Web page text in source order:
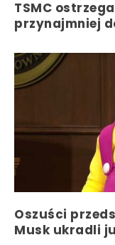
TSMC
przynajmniej
Oszuści
Musk ukradli